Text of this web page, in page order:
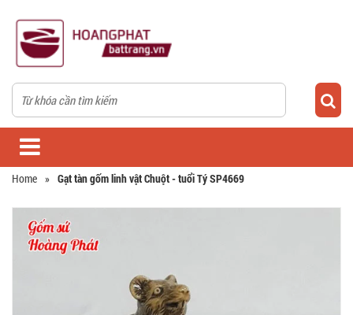
Home » Gạt tàn gốm linh vật Chuột - tuổi Tý SP4669